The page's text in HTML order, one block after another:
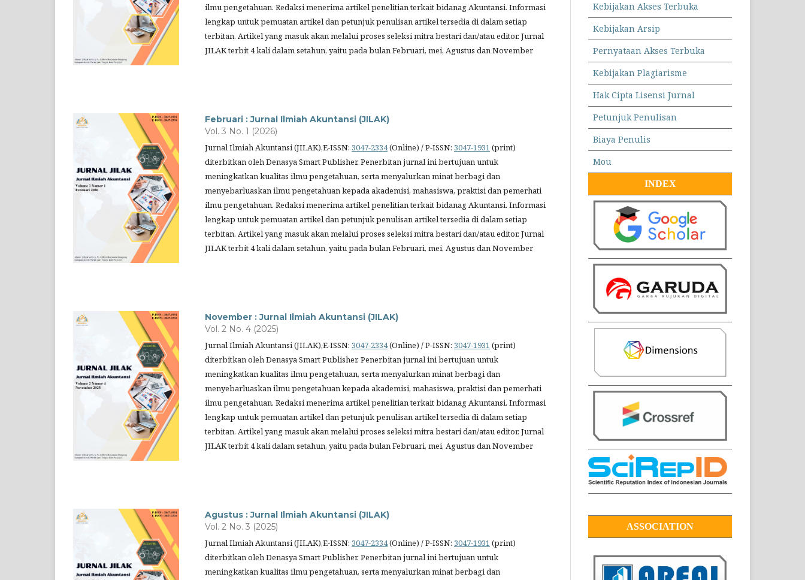
ilmu pengetahuan. Redaksi menerima artikel penelitian terkait bidanag Akuntansi. Informasi
lengkap untuk pemuatan artikel dan petunjuk penulisan artikel tersedia di dalam setiap
terbitan. Artikel yang masuk akan melalui proses seleksi mitra bestari dan/atau editor. Jurnal
JILAK terbit 4 kali dalam setahun, yaitu pada bulan Februari, mei, Agustus dan November
Februari : Jurnal Ilmiah Akuntansi (JILAK)
Vol. 3 No. 1 (2026)
Jurnal Ilmiah Akuntansi (JILAK),E-ISSN:3047-2334(Online) / P-ISSN:3047-1931 (print)
diterbitkan oleh Denasya Smart Publisher. Penerbitan jurnal ini bertujuan untuk
meningkatkan kualitas ilmu pengetahuan, serta menyalurkan minat berbagi dan
menyebarluaskan ilmu pengetahuan kepada akademisi, mahasiswa, praktisi dan pemerhati
ilmu pengetahuan. Redaksi menerima artikel penelitian terkait bidanag Akuntansi. Informasi
lengkap untuk pemuatan artikel dan petunjuk penulisan artikel tersedia di dalam setiap
terbitan. Artikel yang masuk akan melalui proses seleksi mitra bestari dan/atau editor. Jurnal
JILAK terbit 4 kali dalam setahun, yaitu pada bulan Februari, mei, Agustus dan November
November : Jurnal Ilmiah Akuntansi (JILAK)
Vol. 2 No. 4 (2025)
Jurnal Ilmiah Akuntansi (JILAK),E-ISSN:3047-2334(Online) / P-ISSN:3047-1931 (print)
diterbitkan oleh Denasya Smart Publisher. Penerbitan jurnal ini bertujuan untuk
meningkatkan kualitas ilmu pengetahuan, serta menyalurkan minat berbagi dan
menyebarluaskan ilmu pengetahuan kepada akademisi, mahasiswa, praktisi dan pemerhati
ilmu pengetahuan. Redaksi menerima artikel penelitian terkait bidanag Akuntansi. Informasi
lengkap untuk pemuatan artikel dan petunjuk penulisan artikel tersedia di dalam setiap
terbitan. Artikel yang masuk akan melalui proses seleksi mitra bestari dan/atau editor. Jurnal
JILAK terbit 4 kali dalam setahun, yaitu pada bulan Februari, mei, Agustus dan November
Agustus : Jurnal Ilmiah Akuntansi (JILAK)
Vol. 2 No. 3 (2025)
Jurnal Ilmiah Akuntansi (JILAK),E-ISSN:3047-2334(Online) / P-ISSN:3047-1931 (print)
diterbitkan oleh Denasya Smart Publisher. Penerbitan jurnal ini bertujuan untuk
meningkatkan kualitas ilmu pengetahuan, serta menyalurkan minat berbagi dan
Kebijakan Akses Terbuka
Kebijakan Arsip
Pernyataan Akses Terbuka
Kebijakan Plagiarisme
Hak Cipta Lisensi Jurnal
Petunjuk Penulisan
Biaya Penulis
Mou
INDEX
ASSOCIATION